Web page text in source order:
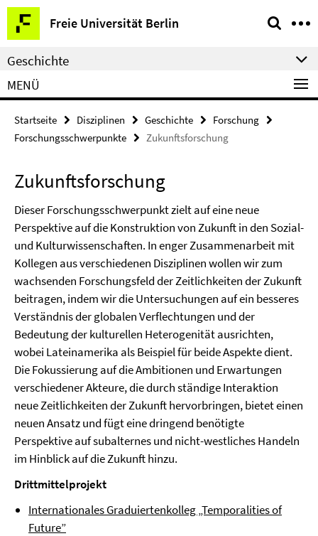
Springe
direkt
zu
Inhalt
Freie Universität Berlin
Service-
Navigation
Geschichte
MENÜ
Startseite Disziplinen Geschichte
Forschung
Forschungsschwerpunkte
Zukunftsforschung
Zukunftsforschung
Dieser Forschungsschwerpunkt zielt auf eine neue
Perspektive auf die Konstruktion von Zukunft in den Sozial-
und Kulturwissenschaften. In enger Zusammenarbeit mit
Kollegen aus verschiedenen Disziplinen wollen wir zum
wachsenden Forschungsfeld der Zeitlichkeiten der Zukunft
beitragen, indem wir die Untersuchungen auf ein besseres
Verständnis der globalen Verflechtungen und der
Bedeutung der kulturellen Heterogenität ausrichten,
wobei Lateinamerika als Beispiel für beide Aspekte dient.
Die Fokussierung auf die Ambitionen und Erwartungen
verschiedener Akteure, die durch ständige Interaktion
neue Zeitlichkeiten der Zukunft hervorbringen, bietet einen
neuen Ansatz und fügt eine dringend benötigte
Perspektive auf subalternes und nicht-westliches Handeln
im Hinblick auf die Zukunft hinzu.
Drittmittelprojekt
Internationales Graduiertenkolleg „Temporalities of
Future”